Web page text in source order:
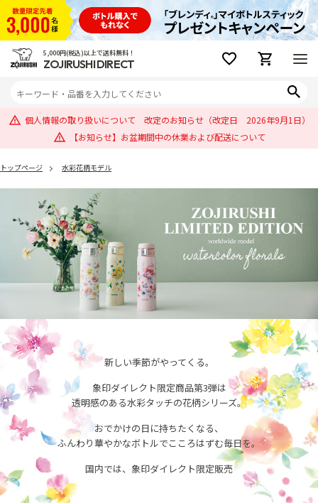
5,000円(税込)以上で送料無料！
ZOJIRUSHI DIRECT
個人情報の取り扱いについて 改定のお知らせ（改定日 2026年9月1日）
【お知らせ】お盆期間中の休業および配送について
トップページ 水彩花柄モデル
新しい季節がやってくる。
象印ダイレクト限定商品第3弾は
透明感のある水彩タッチの花柄シリーズ。
おでかけの日に持ちたくなる、
ふんわり華やかなボトルでこころはずむ毎日を。
国内では、象印ダイレクト限定販売